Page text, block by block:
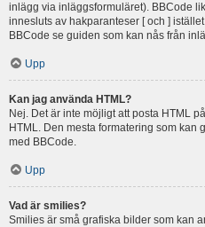
inlägg via inläggsformuläret). BBCode
innesluts av hakparanteser [ och ]
BBCode se guiden som kan nås från
Upp
Kan jag använda HTML?
Nej. Det är inte möjligt att posta HTML
HTML. Den mesta formatering som kan
med BBCode.
Upp
Vad är smilies?
Smilies är små grafiska bilder som kan